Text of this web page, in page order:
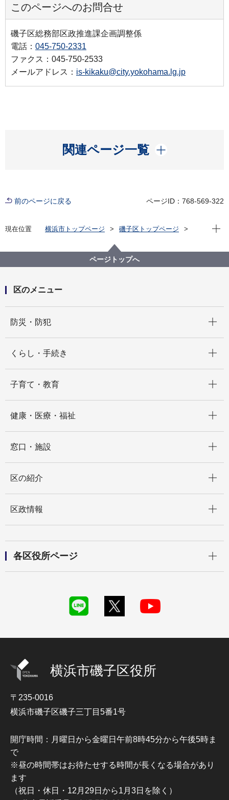
このページへのお問合せ
磯子区総務部区政推進課企画調整係
電話： 045-750-2331
ファクス：045-750-2533
メールアドレス： is-kikaku@city.yokohama.lg.jp
関連ページ一覧
開く
前のページに戻る ページID：768-569-322
現在位置 横浜市トップページ
磯子区トップページ
ISOGOフォトニュース
「花の育て方講座～秋まきの種編～」を開催しました
現在
ページトップへ
区のメニュー
防災・防犯
くらし・手続き
子育て・教育
健康・医療・福祉
窓口・施設
区の紹介
区政情報
各区役所ページ
横浜市磯子区役所
〒235-0016
横浜市磯子区磯子三丁目5番1号
開庁時間：月曜日から金曜日午前8時45分から午後5時ま
で
※昼の時間帯はお待たせする時間が長くなる場合があり
ます
（祝日・休日・12月29日から1月3日を除く）